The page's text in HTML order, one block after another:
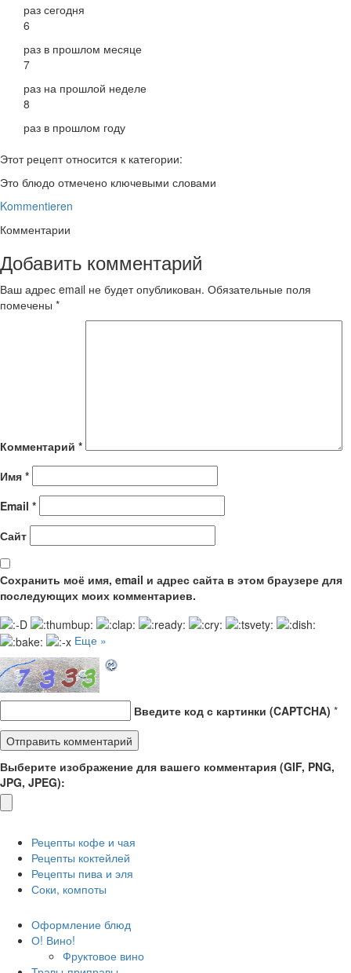
раз сегодня
6
раз в прошлом месяце
7
раз на прошлой неделе
8
раз в прошлом году
Этот рецепт относится к категории:
Это блюдо отмечено ключевыми словами
Kommentieren
Комментарии
Добавить комментарий
Ваш адрес email не будет опубликован. Обязательные поля
помечены *
Комментарий *
Имя *
Email *
Сайт
Сохранить моё имя, email и адрес сайта в этом браузере для
последующих моих комментариев.
Еще »
Введите код с картинки (CAPTCHA) *
Выберите изображение для вашего комментария (GIF, PNG,
JPG, JPEG):
Рецепты кофе и чая
Рецепты коктейлей
Рецепты пива и эля
Соки, компоты
Оформление блюд
О! Вино!
Фруктовое вино